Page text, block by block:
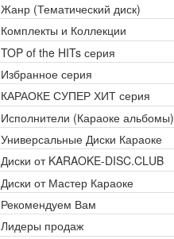
Жанр (Тематический диск)
Комплекты и Коллекции
TOP of the HITs серия
Избранное серия
КАРАОКЕ СУПЕР ХИТ серия
Исполнители (Караоке альбомы)
Универсальные Диски Караоке
Диски от KARAOKE-DISC.CLUB
Диски от Мастер Караоке
Рекомендуем Вам
Лидеры продаж